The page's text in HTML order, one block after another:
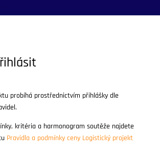
probíhá prostřednictvím přihlášky dle
kritéria a harmonogram soutěže najdete
Pravidla a podmínky ceny Logistický projekt